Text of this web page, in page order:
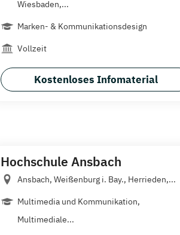
Wiesbaden,...
Marken- & Kommunikationsdesign
Vollzeit
Kostenloses Infomaterial
Hochschule Ansbach
Ansbach, Weißenburg i. Bay., Herrieden,...
Multimedia und Kommunikation,
Multimediale...